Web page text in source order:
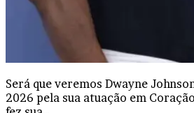
Será que veremos Dwayne
2026 pela sua atuação em